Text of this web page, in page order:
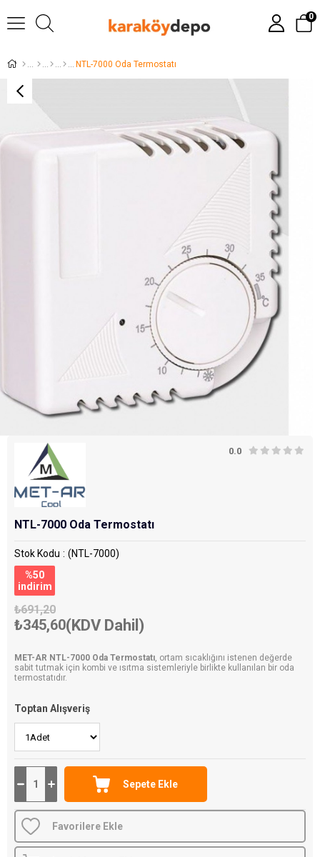
0
NTL-7000 Oda Termostatı
0.0
NTL-7000 Oda Termostatı
Stok Kodu
(NTL-7000)
%50
i̇ndirim
₺691,20
₺345,60(KDV Dahil)
MET-AR NTL-7000 Oda Termostatı, ortam sıcaklığını istenen değerde
sabit tutmak için kombi ve ısıtma sistemleriyle birlikte kullanılan bir oda
termostatıdır.
Toptan Alışveriş
Favorilere Ekle